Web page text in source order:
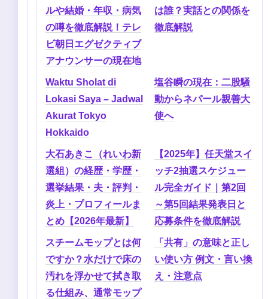
ルや結婚・年収・病気
の噂を徹底解説！テレ
ビ朝日エグゼクティブ
アナウンサーの現在地
は誰？実話との関係を
徹底解説
Waktu Sholat di
Lokasi Saya – Jadwal
Akurat Tokyo
Hokkaido
塩谷瞬の現在：二股騒
動からネパール親善大
使へ
大石あきこ（れいわ新
選組）の経歴・学歴・
選挙結果・夫・評判・
炎上・プロフィールま
とめ【2026年最新】
【2025年】任天堂スイ
ッチ2抽選スケジュー
ル完全ガイド｜第2回
～第5回結果発表日と
応募条件を徹底解説
スチームモップとは何
ですか？水だけで床の
汚れを浮かせて拭き取
る仕組み、通常モップ
「共有」の意味と正し
い使い方 例文・言い換
え・注意点